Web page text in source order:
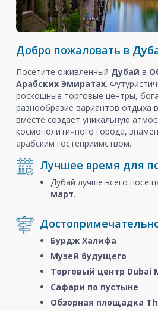
Добро пожаловать в
Посетите оживленный Дубай в
Арабских Эмиратах.
роскошные торговые центры,
разнообразие вариантов отдыха
вместе создает уникальную
космополитичного города,
арабским гостеприимством.
Лучшее время для
Дубай лучше всего
март.
Бурдж Халифа
Музей будущего
Торговый центр Dubai
Сафари по пустыне
Обзорная площадка